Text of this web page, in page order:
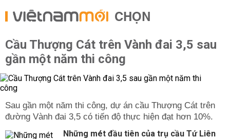
CHỌN
Cầu Thượng Cát trên Vành đai 3,5 sau
gần một năm thi công
Sau gần một năm thi công, dự án cầu Thượng Cát trên
đường Vành đai 3,5 có tiến độ thực hiện đạt hơn 10%.
Những mét đầu tiên của trụ cầu Tứ Liên